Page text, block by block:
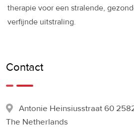
therapie voor een stralende,
verfijnde uitstraling.
Contact
Antonie Heinsiusstraat 60
The Netherlands